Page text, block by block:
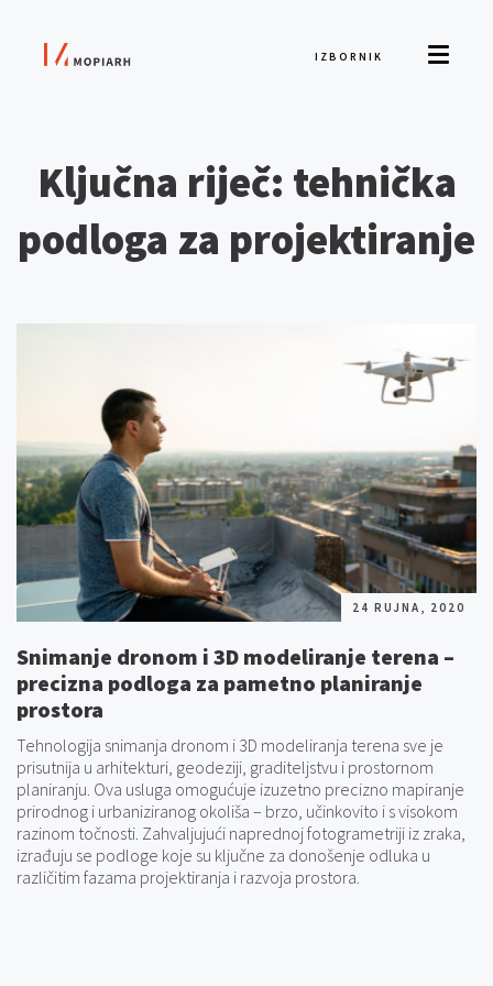
IZBORNIK
Ključna riječ: tehnička
podloga za projektiranje
24 RUJNA, 2020
Snimanje dronom i 3D modeliranje terena –
precizna podloga za pametno planiranje
prostora
Tehnologija snimanja dronom i 3D modeliranja terena sve je
prisutnija u arhitekturi, geodeziji, graditeljstvu i prostornom
planiranju. Ova usluga omogućuje izuzetno precizno mapiranje
prirodnog i urbaniziranog okoliša – brzo, učinkovito i s visokom
razinom točnosti. Zahvaljujući naprednoj fotogrametriji iz zraka,
izrađuju se podloge koje su ključne za donošenje odluka u
različitim fazama projektiranja i razvoja prostora.